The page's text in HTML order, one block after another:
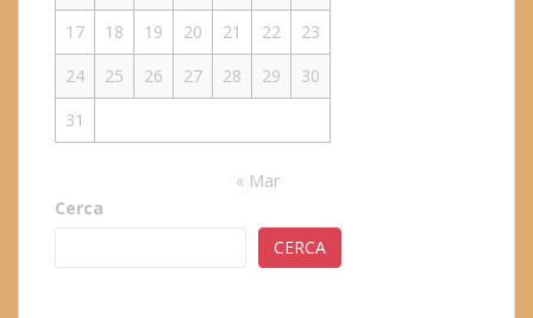
17
18 19 20 21 22
23
24
25 26 27 28 29
30
31
« Mar
Cerca
CERCA